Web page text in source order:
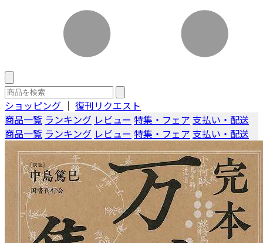
ショッピング ｜ 復刊リクエスト
商品一覧 ランキング レビュー 特集・フェア 支払い・配送
商品一覧 ランキング レビュー 特集・フェア 支払い・配送